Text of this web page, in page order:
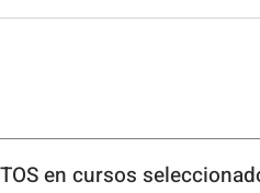
en cursos